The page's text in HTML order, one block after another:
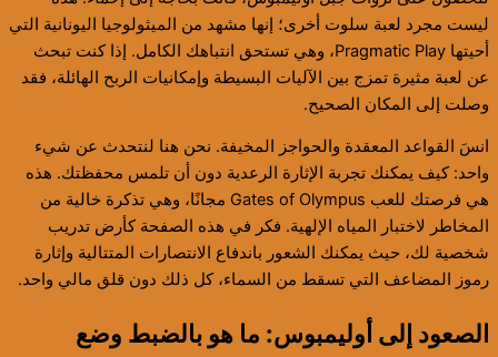
ليست مجرد لعبة سلوت أخرى؛ إنها مشهد من الميثولوجيا اليونانية التي
أحيتها Pragmatic Play، وهي تستحق انتباهك الكامل. إذا كنت تبحث
عن لعبة مثيرة تمزج بين الآليات البسيطة وإمكانيات الربح الهائلة، فقد
وصلت إلى المكان الصحيح.
انسَ القواعد المعقدة والحواجز المخيفة. نحن هنا لنتحدث عن شيء
واحد: كيف يمكنك تجربة الإثارة الرعدية دون أن تلمس محفظتك. هذه
هي فرصتك للعب Gates of Olympus مجانًا، وهي تذكرة خالية من
المخاطر لاختبار المياه الإلهية. فكر في هذه الصفحة كأرض تدريب
شخصية لك، حيث يمكنك الشعور باندفاع الانتصارات المتتالية وإثارة
رموز المضاعف التي تسقط من السماء، كل ذلك دون قلق مالي واحد.
الصعود إلى أوليمبوس: ما هو بالضبط وضع